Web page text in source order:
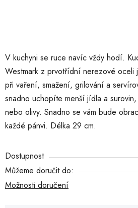
V kuchyni se ruce navíc vždy hodí.
Westmark z prvotřídní nerezové oceli
při vaření, smažení, grilování a
snadno uchopíte menší jídla a
nebo olivy. Snadno se vám bude
každé pánvi. Délka 29 cm.
Dostupnost
Můžeme doručit do:
Možnosti doručení